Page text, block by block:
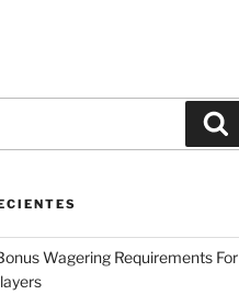
Wagering Requirements For